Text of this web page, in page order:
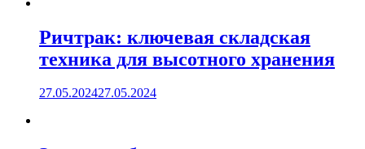
Ричтрак: ключевая складская
техника для высотного хранения
27.05.202427.05.2024